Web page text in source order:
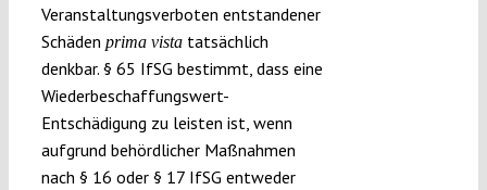
Veranstaltungsverboten entstandener
Schäden prima vistatatsächlich
denkbar. § 65 IfSG bestimmt, dass eine
Wiederbeschaffungswert-
Entschädigung zu leisten ist, wenn
aufgrund behördlicher Maßnahmen
nach § 16 oder § 17 IfSG entweder